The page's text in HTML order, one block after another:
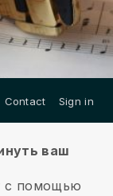
Contact Sign in
ваш
с помощью